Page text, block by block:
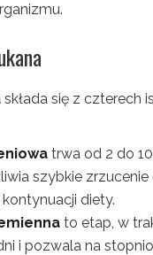
składa się z czterech
trwa od 2 do
szybkie
diety.
to etap, w
i pozwala na